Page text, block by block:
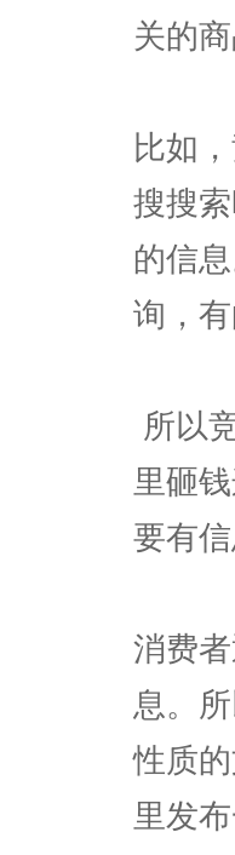
关的商
比如
搜搜
的信
询，
所以
里砸
要有信
消费
息。
性质
里发